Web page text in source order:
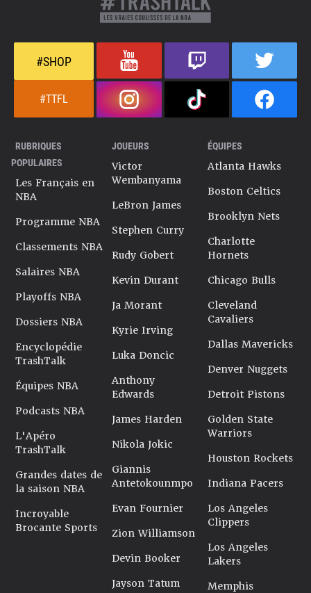
#SHOP
#TTFL
RUBRIQUES
POPULAIRES
Les Français en
NBA
Programme NBA
Classements NBA
Salaires NBA
Playoffs NBA
Dossiers NBA
Encyclopédie
TrashTalk
Équipes NBA
Podcasts NBA
L'Apéro
TrashTalk
Grandes dates de
la saison NBA
Incroyable
Brocante Sports
JOUEURS
Victor
Wembanyama
LeBron James
Stephen Curry
Rudy Gobert
Kevin Durant
Ja Morant
Kyrie Irving
Luka Doncic
Anthony
Edwards
James Harden
Nikola Jokic
Giannis
Antetokounmpo
Evan Fournier
Zion Williamson
Devin Booker
Jayson Tatum
ÉQUIPES
Atlanta Hawks
Boston Celtics
Brooklyn Nets
Charlotte
Hornets
Chicago Bulls
Cleveland
Cavaliers
Dallas Mavericks
Denver Nuggets
Detroit Pistons
Golden State
Warriors
Houston Rockets
Indiana Pacers
Los Angeles
Clippers
Los Angeles
Lakers
Memphis